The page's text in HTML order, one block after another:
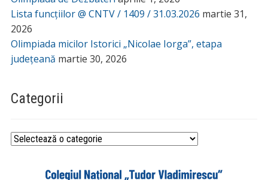
Lista funcțiilor @ CNTV / 1409 / 31.03.2026 martie 31,
2026
Olimpiada micilor Istorici „Nicolae Iorga”, etapa
județeană martie 30, 2026
Categorii
Categorii